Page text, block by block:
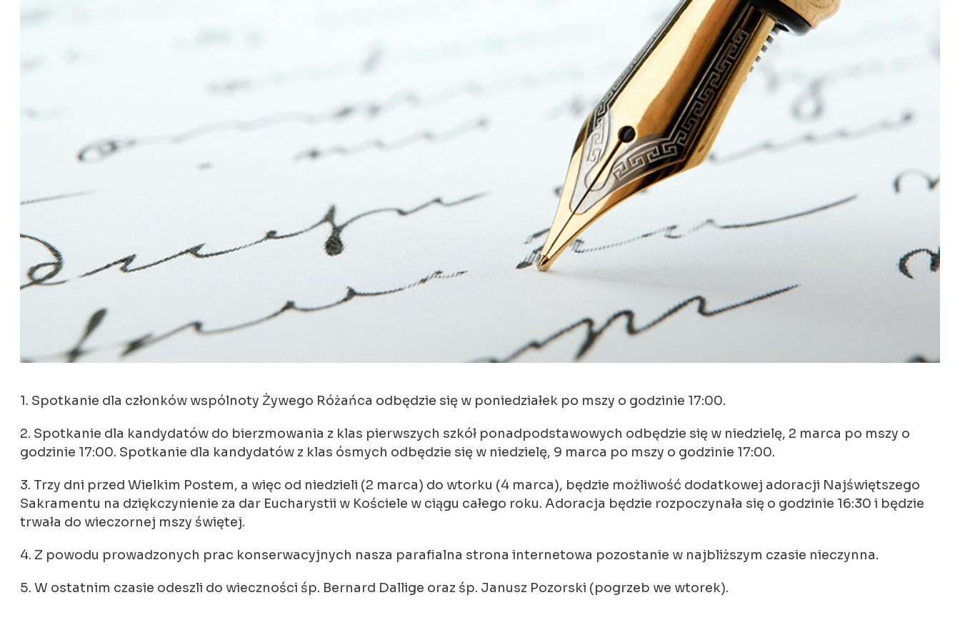
1. Spotkanie dla członków wspólnoty Żywego Różańca odbędzie się w poniedziałek po mszy o godzinie 17:00.
2. Spotkanie dla kandydatów do bierzmowania z klas pierwszych szkół ponadpodstawowych odbędzie się w niedzielę, 2 marca po mszy o
godzinie 17:00. Spotkanie dla kandydatów z klas ósmych odbędzie się w niedzielę, 9 marca po mszy o godzinie 17:00.
3. Trzy dni przed Wielkim Postem, a więc od niedzieli (2 marca) do wtorku (4 marca), będzie możliwość dodatkowej adoracji Najświętszego
Sakramentu na dziękczynienie za dar Eucharystii w Kościele w ciągu całego roku. Adoracja będzie rozpoczynała się o godzinie 16:30 i będzie
trwała do wieczornej mszy świętej.
4. Z powodu prowadzonych prac konserwacyjnych nasza parafialna strona internetowa pozostanie w najbliższym czasie nieczynna.
5. W ostatnim czasie odeszli do wieczności śp. Bernard Dallige oraz śp. Janusz Pozorski (pogrzeb we wtorek).